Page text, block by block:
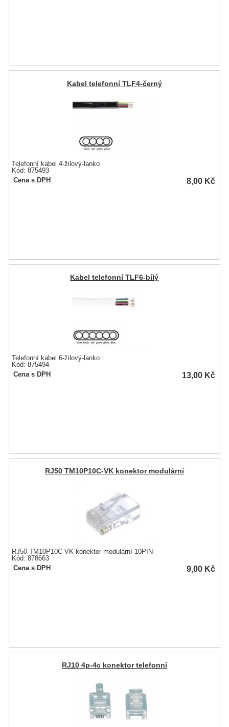
Kabel telefonní TLF4-černý
Telefonní kabel 4-žilový-lanko
Kód: 875493
Cena s DPH
8,00 Kč
Kabel telefonní TLF6-bílý
Telefonní kabel 6-žilový-lanko
Kód: 875494
Cena s DPH
13,00 Kč
RJ50 TM10P10C-VK konektor modulární
RJ50 TM10P10C-VK konektor modulární 10PIN
Kód: 878663
Cena s DPH
9,00 Kč
RJ10 4p-4c konektor telefonní